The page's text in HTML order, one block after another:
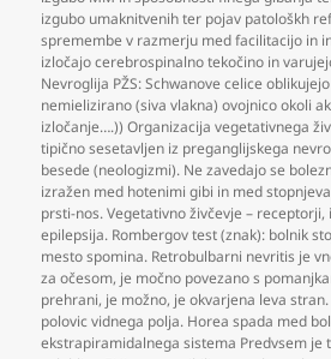
izgubo umaknitvenih ter pojav patološkh
spremembe v razmerju med facilitacijo in
izločajo cerebrospinalno tekočino in
Nevroglija PŽS: Schwanove celice
nemielizirano (siva vlakna) ovojnico okoli
izločanje….)) Organizacija vegetativnega
tipično sesetavljen iz preganglijskega
besede (neologizmi). Ne zavedajo se
izražen med hotenimi gibi in med
prsti-nos. Vegetativno živčevje – receptorji,
epilepsija. Rombergov test (znak): bolnik
mesto spomina. Retrobulbarni nevritis je
za očesom, je močno povezano s
prehrani, je možno, je okvarjena leva
polovic vidnega polja. Horea spada med
ekstrapiramidalnega sistema Predvsem je